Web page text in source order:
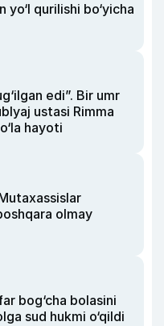
qurilishi bo‘yicha
edi”. Bir umr
ustasi Rimma
hayoti
olmay
bog‘cha bolasini
sud hukmi o‘qildi